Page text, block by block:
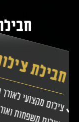
חבילת
צילום מקצועי
צילום משפחות